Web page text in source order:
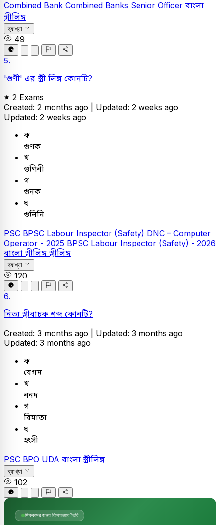
Combined Bank Combined Banks Senior Officer বাংলা
স্ত্রীলিঙ্গ
ব্যাখ্যা
49
5.
'গুণী' এর স্ত্রী লিঙ্গ কোনটি?
2 Exams
Created: 2 months ago | Updated: 2 weeks ago
Updated: 2 weeks ago
ক
গুণক
খ
গুণিনী
গ
গুনক
ঘ
গুনিনি
PSC BPSC Labour Inspector (Safety) DNC – Computer
Operator - 2025 BPSC Labour Inspector (Safety) - 2026
বাংলা স্ত্রীলিঙ্গ স্ত্রীলিঙ্গ
ব্যাখ্যা
120
6.
নিত্য স্ত্রীবাচক শব্দ কোনটি?
Created: 3 months ago | Updated: 3 months ago
Updated: 3 months ago
ক
বেগম
খ
ননদ
গ
বিমাতা
ঘ
হংসী
PSC BPO UDA বাংলা স্ত্রীলিঙ্গ
ব্যাখ্যা
102
শিক্ষকদের জন্য বিশেষভাবে তৈরি